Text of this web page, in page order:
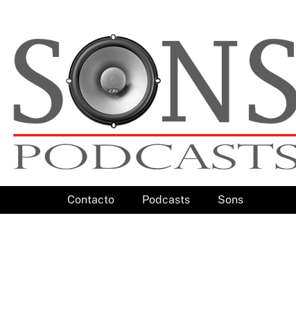
Contacto Podcasts Sons